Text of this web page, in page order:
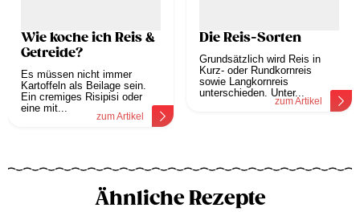
Wie koche ich Reis &
Getreide?
Es müssen nicht immer
Kartoffeln als Beilage sein.
Ein cremiges Risipisi oder
eine mit...
zum Artikel
Die Reis-Sorten
Grundsätzlich wird Reis in
Kurz- oder Rundkornreis
sowie Langkornreis
unterschieden. Unter...
zum Artikel
Ähnliche Rezepte